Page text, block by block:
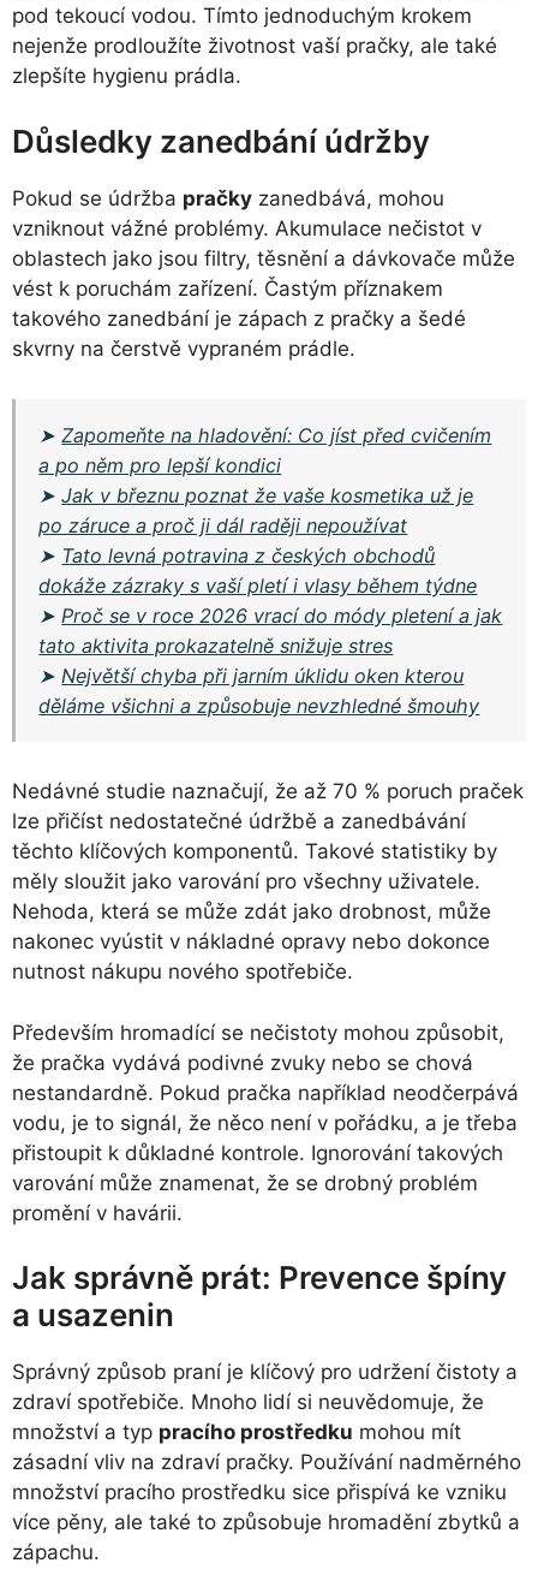
pod tekoucí vodou. Tímto jednoduchým krokem
nejenže prodloužíte životnost vaší pračky, ale také
zlepšíte hygienu prádla.
Důsledky zanedbání údržby
Pokud se údržba pračky zanedbává, mohou
vzniknout vážné problémy. Akumulace nečistot v
oblastech jako jsou filtry, těsnění a dávkovače může
vést k poruchám zařízení. Častým příznakem
takového zanedbání je zápach z pračky a šedé
skvrny na čerstvě vypraném prádle.
➤Zapomeňte na hladovění: Co jíst před cvičením
a po něm pro lepší kondici
➤Jak v březnu poznat že vaše kosmetika už je
po záruce a proč ji dál raději nepoužívat
➤ Tato levná potravina z českých obchodů
dokáže zázraky s vaší pletí i vlasy během týdne
➤ Proč se v roce 2026 vrací do módy pletení a jak
tato aktivita prokazatelně snižuje stres
➤ Největší chyba při jarním úklidu oken kterou
děláme všichni a způsobuje nevzhledné šmouhy
Nedávné studie naznačují, že až 70 % poruch praček
lze přičíst nedostatečné údržbě a zanedbávání
těchto klíčových komponentů. Takové statistiky by
měly sloužit jako varování pro všechny uživatele.
Nehoda, která se může zdát jako drobnost, může
nakonec vyústit v nákladné opravy nebo dokonce
nutnost nákupu nového spotřebiče.
Především hromadící se nečistoty mohou způsobit,
že pračka vydává podivné zvuky nebo se chová
nestandardně. Pokud pračka například neodčerpává
vodu, je to signál, že něco není v pořádku, a je třeba
přistoupit k důkladné kontrole. Ignorování takových
varování může znamenat, že se drobný problém
promění v havárii.
Jak správně prát: Prevence špíny
a usazenin
Správný způsob praní je klíčový pro udržení čistoty a
zdraví spotřebiče. Mnoho lidí si neuvědomuje, že
množství a typ pracího prostředku mohou mít
zásadní vliv na zdraví pračky. Používání nadměrného
množství pracího prostředku sice přispívá ke vzniku
více pěny, ale také to způsobuje hromadění zbytků a
zápachu.